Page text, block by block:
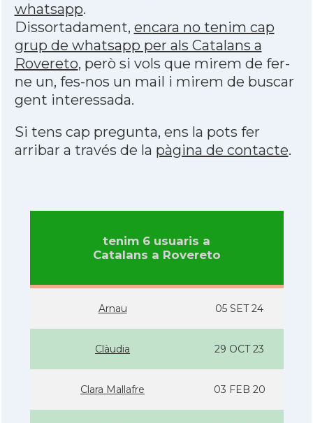
whatsapp.
Dissortadament, encara no tenim cap
grup de whatsapp per als Catalans a
Rovereto, però si vols que mirem de fer-
ne un, fes-nos un mail i mirem de buscar
gent interessada.
Si tens cap pregunta, ens la pots fer
arribar a través de la pàgina de contacte.
tenim 6 usuaris a
Catalans a Rovereto
Arnau 05 SET 24
Clàudia 29 OCT 23
Clara Mallafre 03 FEB 20